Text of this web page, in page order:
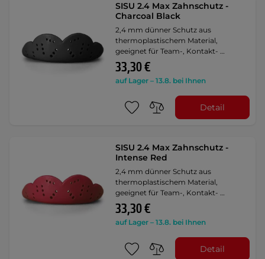
SISU 2.4 Max Zahnschutz -
Charcoal Black
2,4 mm dünner Schutz aus
thermoplastischem Material,
geeignet für Team-, Kontakt- …
33,30 €
auf Lager – 13.8. bei Ihnen
Detail
SISU 2.4 Max Zahnschutz -
Intense Red
2,4 mm dünner Schutz aus
thermoplastischem Material,
geeignet für Team-, Kontakt- …
33,30 €
auf Lager – 13.8. bei Ihnen
Detail